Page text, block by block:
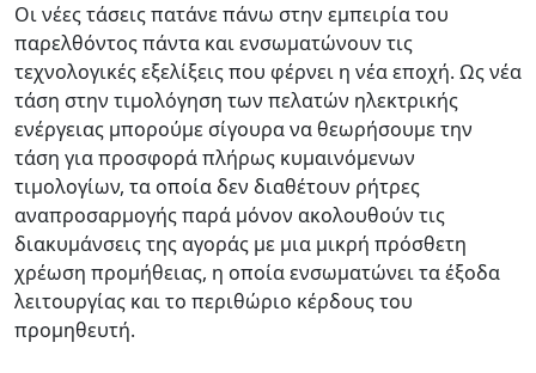
Οι νέες τάσεις πατάνε πάνω στην εμπειρία του
παρελθόντος πάντα και ενσωματώνουν τις
τεχνολογικές εξελίξεις που φέρνει η νέα εποχή. Ως νέα
τάση στην τιμολόγηση των πελατών ηλεκτρικής
ενέργειας μπορούμε σίγουρα να θεωρήσουμε την
τάση για προσφορά πλήρως κυμαινόμενων
τιμολογίων, τα οποία δεν διαθέτουν ρήτρες
αναπροσαρμογής παρά μόνον ακολουθούν τις
διακυμάνσεις της αγοράς με μια μικρή πρόσθετη
χρέωση προμήθειας, η οποία ενσωματώνει τα έξοδα
λειτουργίας και το περιθώριο κέρδους του
προμηθευτή.